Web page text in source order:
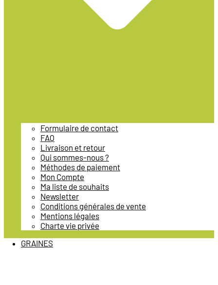
Formulaire de contact
FAQ
Livraison et retour
Qui sommes-nous ?
Méthodes de paiement
Mon Compte
Ma liste de souhaits
Newsletter
Conditions générales de vente
Mentions légales
Charte vie privée
GRAINES